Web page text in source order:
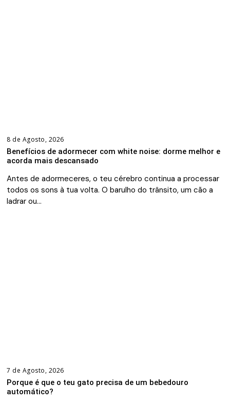
8 de Agosto, 2026
Benefícios de adormecer com white noise: dorme melhor e
acorda mais descansado
Antes de adormeceres, o teu cérebro continua a processar
todos os sons à tua volta. O barulho do trânsito, um cão a
ladrar ou…
7 de Agosto, 2026
Porque é que o teu gato precisa de um bebedouro
automático?